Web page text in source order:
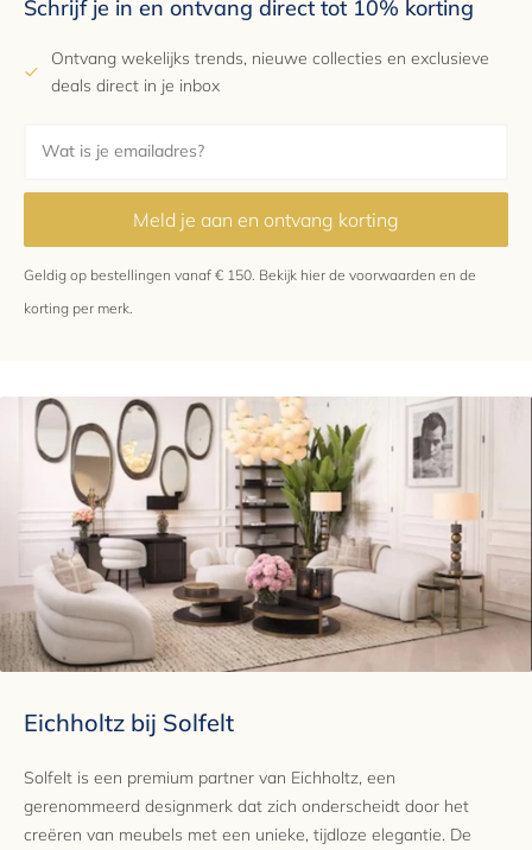
Schrijf je in en ontvang direct tot 10% korting
Ontvang wekelijks trends, nieuwe collecties en exclusieve
deals direct in je inbox
Meld je aan en ontvang korting
Geldig op bestellingen vanaf € 150. Bekijk hier de voorwaarden en de
korting per merk.
Eichholtz bij Solfelt
Solfelt is een premium partner van Eichholtz, een
gerenommeerd designmerk dat zich onderscheidt door het
creëren van meubels met een unieke, tijdloze elegantie. De